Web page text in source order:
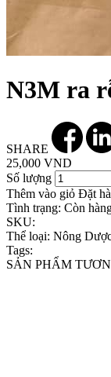
N3M ra
SHARE
25,000 VND
Số lượng
Thêm vào giỏ Đặt
Tình trạng: Còn
SKU:
Thể loại: Nông
Tags:
SẢN PHẨM